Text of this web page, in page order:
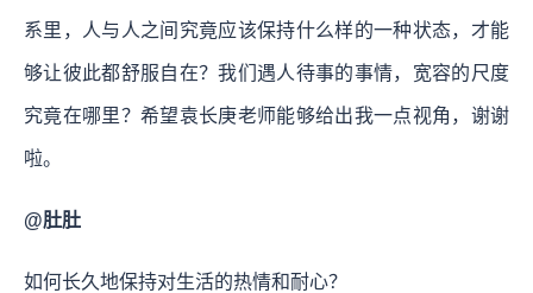
系里，人与人之间究竟应该保持什么样的一种状态，才能
够让彼此都舒服自在？我们遇人待事的事情，宽容的尺度
究竟在哪里？希望袁长庚老师能够给出我一点视角，谢谢
啦。
@肚肚
如何长久地保持对生活的热情和耐心？